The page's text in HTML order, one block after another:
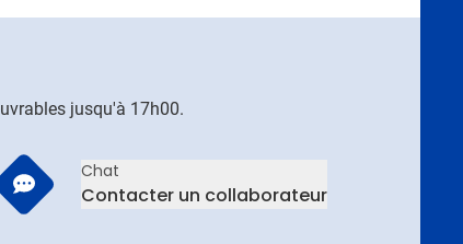
jusqu'à 17h00.
Chat
Contacter un collaborateur